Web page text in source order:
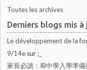
Toutes les archives
Derniers blogs mis à
Le développement de la
9/14e sur;_
家長必讀：IB中學入學準